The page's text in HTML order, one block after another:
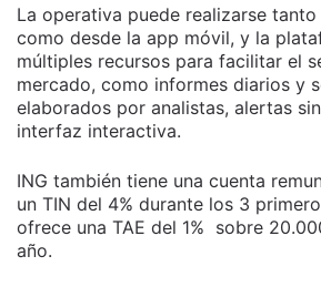
La operativa puede realizarse
como desde la app móvil, y la
múltiples recursos para facilitar el
mercado, como informes diarios y
elaborados por analistas, alertas
interfaz interactiva.
ING también tiene una cuenta
un TIN del 4% durante los 3
ofrece una TAE del 1% sobre
año.